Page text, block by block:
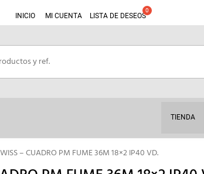
INICIO MI CUENTA LISTA DE DESEOS
TIENDA
– CUADRO PM FUME 36M 18×2 IP40 VD.